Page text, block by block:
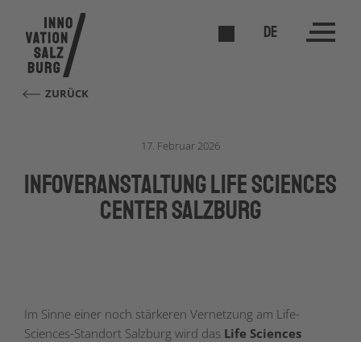
DE
ZURÜCK
17. Februar 2026
Infoveranstaltung Life Sciences
Center Salzburg
Im Sinne einer noch stärkeren Vernetzung am Life-
Sciences-Standort Salzburg wird das Life Sciences